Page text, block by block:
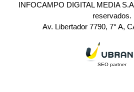
INFOCAMPO DIGITAL MEDIA
reservados.
Av. Libertador 7790, 7° A,
SEO partner